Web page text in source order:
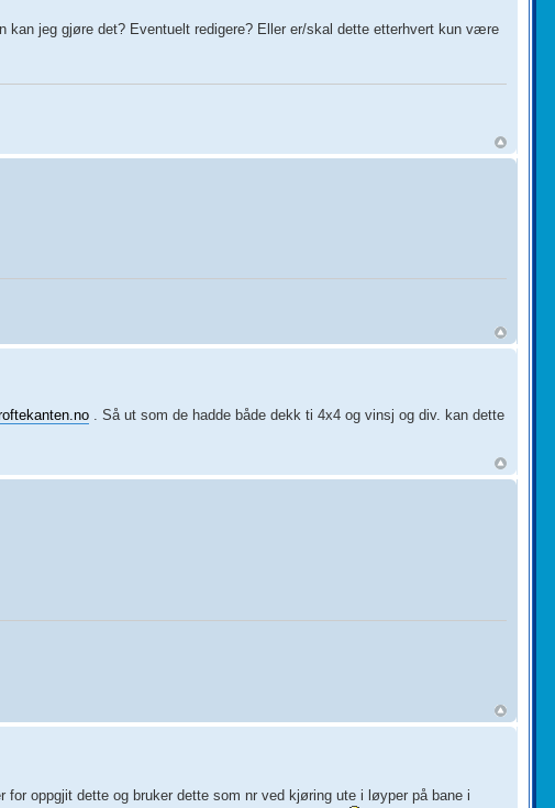
jeg gjøre det? Eventuelt redigere? Eller er/skal dette etterhvert kun være
. Så ut som de hadde både dekk ti 4x4 og vinsj og div. kan dette
for oppgjit dette og bruker dette som nr ved kjøring ute i løyper på bane i